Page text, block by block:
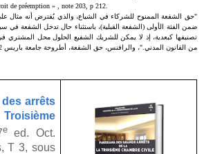
de préemption » , note 203, p 212.
"حق الشفعة الممنوح للشركاء في الشياع، والذي يُفترض أنه مثال
ضمن الفئة الأولى (الشفعة القبلية)، باستثناء حال تدخل الشفعة في
من القانون المدني."، والرافنس، حق الشفعة، أطروحة جامعة باريس 2، بند 203، ص 212.
des arrêts
eed. Oct.
T 3, sous